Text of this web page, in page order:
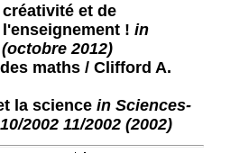
et de
! in
2012)
maths / Clifford A.
la science in Sciences-
2002 11/2002 (2002)